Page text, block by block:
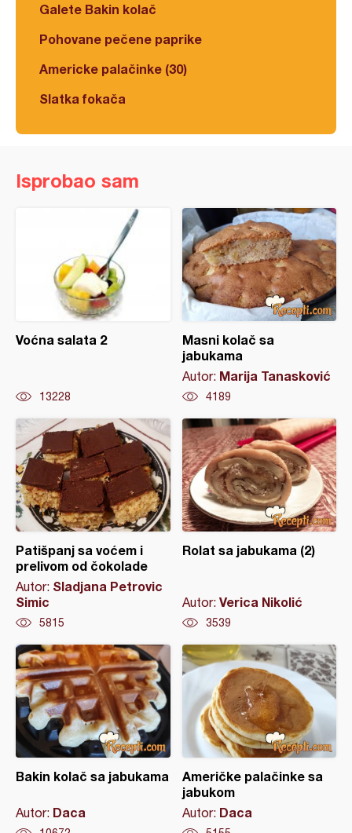
Galete Bakin kolač
Pohovane pečene paprike
Americke palačinke (30)
Slatka fokača
Isprobao sam
Voćna salata 2
13228
Masni kolač sa
jabukama
Autor: Marija Tanasković
4189
Patišpanj sa voćem i
prelivom od čokolade
Autor: Sladjana Petrovic
Simic
5815
Rolat sa jabukama (2)
Autor: Verica Nikolić
3539
Bakin kolač sa jabukama
Autor: Daca
Američke palačinke sa
jabukom
Autor: Daca